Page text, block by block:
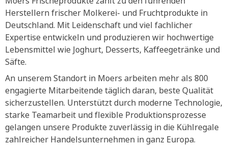
Herstellern frischer Molkerei- und Fruchtprodukte in
Deutschland. Mit Leidenschaft und viel fachlicher
Expertise entwickeln und produzieren wir hochwertige
Lebensmittel wie Joghurt, Desserts, Kaffeegetränke und
Säfte.
An unserem Standort in Moers arbeiten mehr als 800
engagierte Mitarbeitende täglich daran, beste Qualität
sicherzustellen. Unterstützt durch moderne Technologie,
starke Teamarbeit und flexible Produktionsprozesse
gelangen unsere Produkte zuverlässig in die Kühlregale
zahlreicher Handelsunternehmen in ganz Europa.